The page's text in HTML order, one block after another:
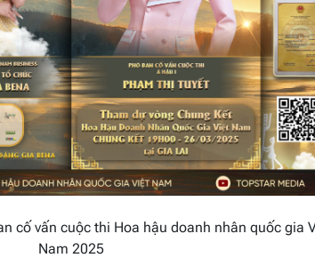
cố vấn cuộc thi Hoa hậu doanh nhân quốc gia
Nam 2025